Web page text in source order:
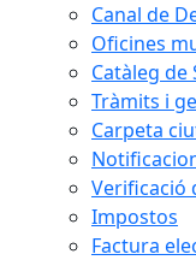
Canal de
Oficines
Catàleg de
Tràmits i
Carpeta
Verificació
Impostos
Factura